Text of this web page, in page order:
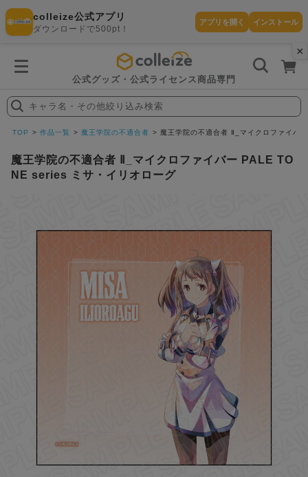
×
colleize公式アプリ
ダウンロードで500pt！
アプリを開く インストール
公式グッズ・公式ライセンス商品専門
探
す
キャラ名・その他絞り込み検索
TOP 作品一覧 魔王学院の不適合者 魔王学院の不適合者 Ⅱ_マイクロファイ
魔王学院の不適合者 Ⅱ_マイクロファイバー PALE TO
NE series ミサ・イリオローグ